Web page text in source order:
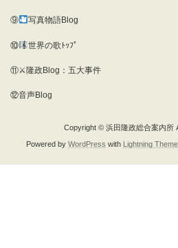
⑨ 写真物語Blog
⑩ 世界の歌ﾄｯﾌﾟ
⑪⚔隆政Blog：五大事件
⑫音声Blog
Copyright © 浜田隆政総合案内所
Powered by WordPress with Lightning Theme